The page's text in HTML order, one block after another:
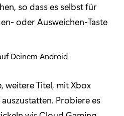
so dass es selbst für
oder Ausweichen-Taste
weitere Titel, mit Xbox
Probiere es